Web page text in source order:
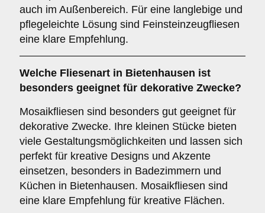
auch im Außenbereich. Für eine langlebige und
pflegeleichte Lösung sind Feinsteinzeugfliesen
eine klare Empfehlung.
Welche Fliesenart in Bietenhausen ist
besonders geeignet für dekorative Zwecke?
Mosaikfliesen sind besonders gut geeignet für
dekorative Zwecke. Ihre kleinen Stücke bieten
viele Gestaltungsmöglichkeiten und lassen sich
perfekt für kreative Designs und Akzente
einsetzen, besonders in Badezimmern und
Küchen in Bietenhausen. Mosaikfliesen sind
eine klare Empfehlung für kreative Flächen.